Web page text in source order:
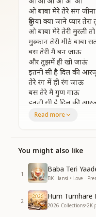
ओ बाबा मेरे तेरे संग
दुनिया क्या जाने प्यार
ओ बाबा मेरे तेरी मुरली
मुस्कान तेरी मीठे बाबा
बस तेरी मै बन जाऊ
और तुझमें ही खो जाऊं
इतनी सी है दिल की
तेरे रंग में ही रंग जाऊ
बस तेरे मै गुण गाऊ
इतनी सी है दिल की
Ah… ah… ah… ah…
What does the
O my Baba, Your
May I belong only to
and may I lose
This alone is the
May I be colored
may I sing only of
Read more
You might also like
1
Baba Teri
BK Hansi • Love -
2
Hum Tumhare
2026 Collections•2K